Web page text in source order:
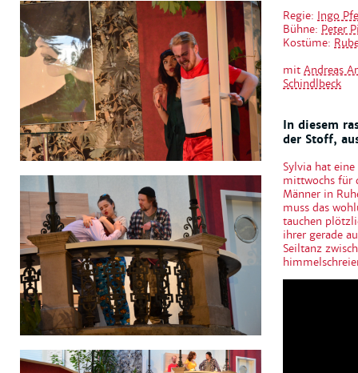
Regie: Ingo
Bühne: Peter
Kostüme:
mit Andreas
Schindlbeck
In diesem
der Stoff,
Sylvia hat
mittwochs für
Männer in
muss das
tauchen
ihrer gerade
Seiltanz